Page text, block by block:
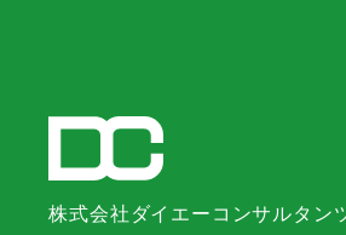
株式会社ダイエーコンサルタン